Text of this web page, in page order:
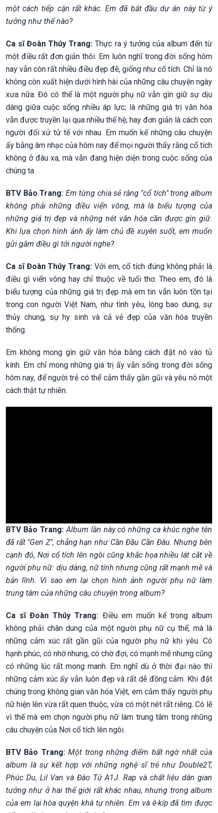
một cách tiếp cận rất khác. Em đã bắt đầu dự án này từ ý
tưởng như thế nào?
Ca sĩ Đoàn Thúy Trang:Thực ra ý tưởng của album đến từ
một điều rất đơn giản thôi. Em luôn nghĩ trong đời sống hôm
nay vẫn còn rất nhiều điều đẹp đẽ, giống như cổ tích. Chỉ là nó
không còn xuất hiện dưới hình hài của những câu chuyện ngày
xưa nữa. Đó có thể là một người phụ nữ vẫn gìn giữ sự dịu
dàng giữa cuộc sống nhiều áp lực; là những giá trị văn hóa
vẫn được truyền lại qua nhiều thế hệ; hay đơn giản là cách con
người đối xử tử tế với nhau. Em muốn kể những câu chuyện
ấy bằng âm nhạc của hôm nay để mọi người thấy rằng cổ tích
không ở đâu xa, mà vẫn đang hiện diện trong cuộc sống của
chúng ta.
BTV Bảo Trang: Em từng chia sẻ rằng "cổ tích" trong album
không phải những điều viển vông, mà là biểu tượng của
những giá trị đẹp và những nét văn hóa cần được gìn giữ.
Khi lựa chọn hình ảnh ấy làm chủ đề xuyên suốt, em muốn
gửi gắm điều gì tới người nghe?
Ca sĩ Đoàn Thúy Trang: Với em, cổ tích đúng không phải là
điều gì viển vông hay chỉ thuộc về tuổi thơ. Theo em, đó là
biểu tượng của những giá trị đẹp mà em tin vẫn luôn tồn tại
trong con người Việt Nam, như tình yêu, lòng bao dung, sự
thủy chung, sự hy sinh và cả vẻ đẹp của văn hóa truyền
thống.
Em không mong gìn giữ văn hóa bằng cách đặt nó vào tủ
kính. Em chỉ mong những giá trị ấy vẫn sống trong đời sống
hôm nay, để người trẻ có thể cảm thấy gần gũi và yêu nó một
cách thật tự nhiên.
BTV Bảo Trang: Album lần này có những ca khúc nghe tên
đã rất "Gen Z", chẳng hạn như Cần Đầu Cần Đâu. Nhưng bên
cạnh đó, Nơi cổ tích lên ngôi cũng khắc họa nhiều lát cắt về
người phụ nữ: dịu dàng, nữ tính nhưng cũng rất mạnh mẽ và
bản lĩnh. Vì sao em lại chọn hình ảnh người phụ nữ làm
trung tâm của những câu chuyện trong album?
Ca sĩ Đoàn Thúy Trang: Điều em muốn kể trong album
không phải chân dung của một người phụ nữ cụ thể, mà là
những cảm xúc rất gần gũi của người phụ nữ khi yêu. Có
hạnh phúc, có nhớ nhung, có chờ đợi, có mạnh mẽ nhưng cũng
có những lúc rất mong manh. Em nghĩ dù ở thời đại nào thì
những cảm xúc ấy vẫn luôn đẹp và rất dễ đồng cảm. Khi đặt
chúng trong không gian văn hóa Việt, em cảm thấy người phụ
nữ hiện lên vừa rất quen thuộc, vừa có một nét rất riêng. Có lẽ
vì thế mà em chọn người phụ nữ làm trung tâm trong những
câu chuyện của Nơi cổ tích lên ngôi.
BTV Bảo Trang: Một trong những điểm bất ngờ nhất của
album là sự kết hợp với những nghệ sĩ trẻ như Double2T,
Phúc Du, Lil Van và Đào Tử A1J. Rap và chất liệu dân gian
tưởng như ở hai thế giới rất khác nhau, nhưng trong album
của em lại hòa quyện khá tự nhiên. Em và ê-kíp đã tìm được